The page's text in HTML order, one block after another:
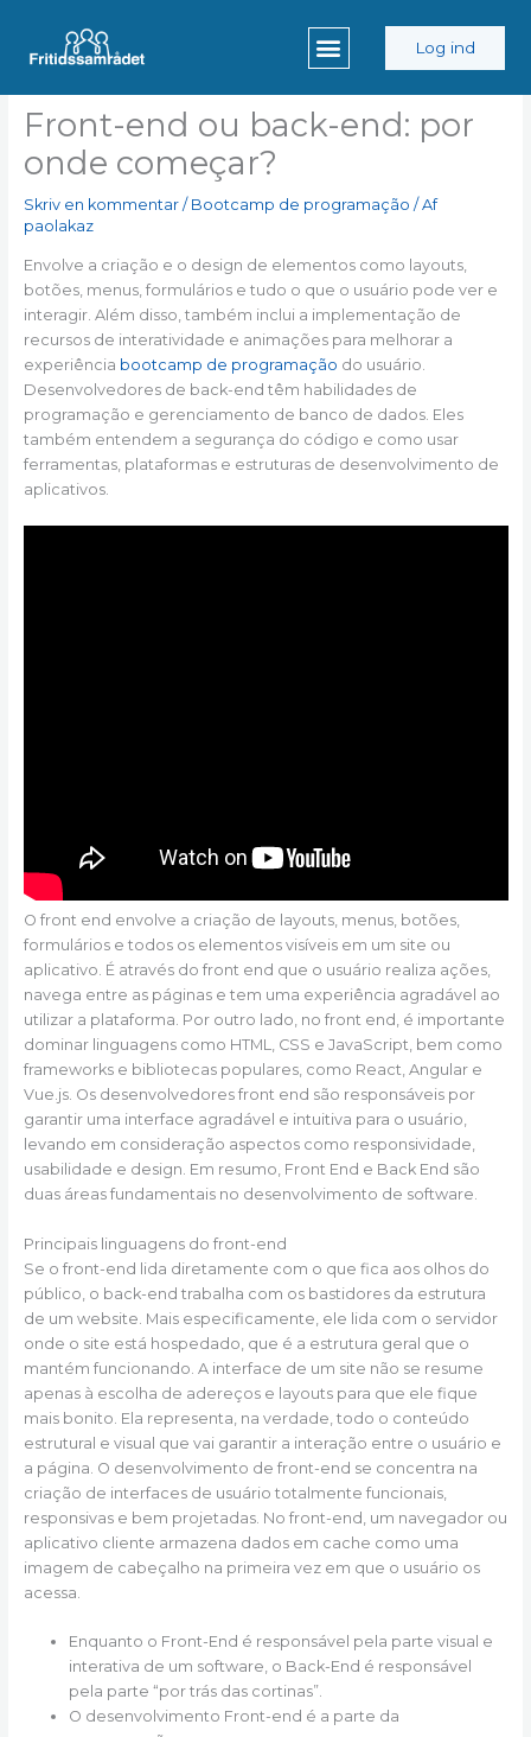
indholdet
Log ind
Front-end ou back-end: por
onde começar?
Skriv en kommentar / Bootcamp de programação / Af
paolakaz
Envolve a criação e o design de elementos como layouts,
botões, menus, formulários e tudo o que o usuário pode ver e
interagir. Além disso, também inclui a implementação de
recursos de interatividade e animações para melhorar a
experiência bootcamp de programação do usuário.
Desenvolvedores de back-end têm habilidades de
programação e gerenciamento de banco de dados. Eles
também entendem a segurança do código e como usar
ferramentas, plataformas e estruturas de desenvolvimento de
aplicativos.
O front end envolve a criação de layouts, menus, botões,
formulários e todos os elementos visíveis em um site ou
aplicativo. É através do front end que o usuário realiza ações,
navega entre as páginas e tem uma experiência agradável ao
utilizar a plataforma. Por outro lado, no front end, é importante
dominar linguagens como HTML, CSS e JavaScript, bem como
frameworks e bibliotecas populares, como React, Angular e
Vue.js. Os desenvolvedores front end são responsáveis por
garantir uma interface agradável e intuitiva para o usuário,
levando em consideração aspectos como responsividade,
usabilidade e design. Em resumo, Front End e Back End são
duas áreas fundamentais no desenvolvimento de software.
Principais linguagens do front-end
Se o front-end lida diretamente com o que fica aos olhos do
público, o back-end trabalha com os bastidores da estrutura
de um website. Mais especificamente, ele lida com o servidor
onde o site está hospedado, que é a estrutura geral que o
mantém funcionando. A interface de um site não se resume
apenas à escolha de adereços e layouts para que ele fique
mais bonito. Ela representa, na verdade, todo o conteúdo
estrutural e visual que vai garantir a interação entre o usuário e
a página. O desenvolvimento de front-end se concentra na
criação de interfaces de usuário totalmente funcionais,
responsivas e bem projetadas. No front-end, um navegador ou
aplicativo cliente armazena dados em cache como uma
imagem de cabeçalho na primeira vez em que o usuário os
acessa.
Enquanto o Front-End é responsável pela parte visual e
interativa de um software, o Back-End é responsável
pela parte “por trás das cortinas”.
O desenvolvimento Front-end é a parte da